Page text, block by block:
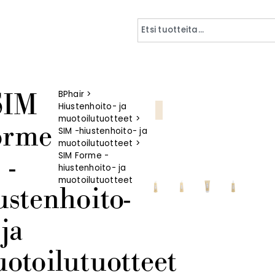
-
ja
BPhair >
Hiustenhoito- ja
muotoilutuotteet >
SIM -hiustenhoito- ja
muotoilutuotteet >
SIM Forme -
hiustenhoito- ja
muotoilutuotteet